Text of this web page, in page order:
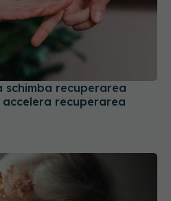
schimba recuperarea
accelera recuperarea